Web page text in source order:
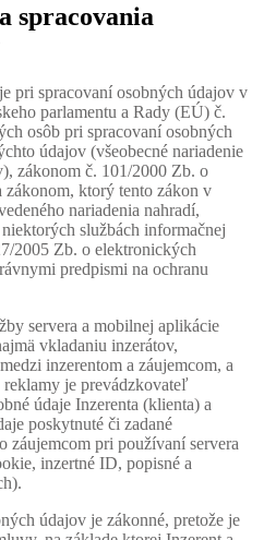
spracovania
pri spracovaní osobných údajov v
parlamentu a Rady (EÚ) č.
osôb pri spracovaní osobných
údajov (všeobecné nariadenie
zákonom č. 101/2000 Zb. o
zákonom, ktorý tento zákon v
nariadenia nahradí,
službách informačnej
2005 Zb. o elektronických
predpismi na ochranu
servera a mobilnej aplikácie
vkladaniu inzerátov,
inzerentom a záujemcom, a
je prevádzkovateľ
údaje Inzerenta (klienta) a
poskytnuté či zadané
záujemcom pri používaní servera
inzertné ID, popisné a
údajov je zákonné, pretože je